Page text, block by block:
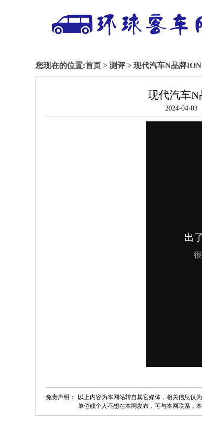
您现在的位置:首页 > 测评> 现代汽车N品牌
现代汽车N
2024-04-
免责声明：
以上内容为本网站转自其它媒体，相关信息仅
单位或个人不想在本网发布，可与本网联系，